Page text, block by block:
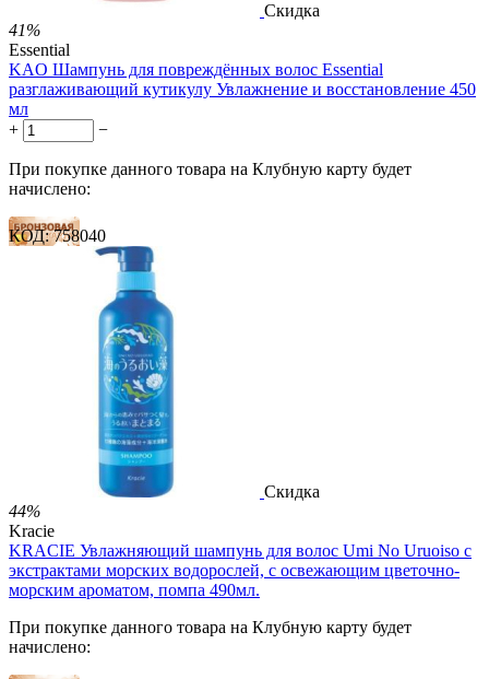
Скидка
41%
Essential
KAO Шампунь для повреждённых волос Essential
разглаживающий кутикулу Увлажнение и восстановление 450
мл
+
−
При покупке данного товара на Клубную карту будет
начислено:
21 балл
32 балла
53 балла
1 486.00 Р
за 1.00 мл

КОД: 758040
Скидка
44%
Kracie
KRACIE Увлажняющий шампунь для волос Umi No Uruoiso с
экстрактами морских водорослей, с освежающим цветочно-
морским ароматом, помпа 490мл.
При покупке данного товара на Клубную карту будет
начислено: